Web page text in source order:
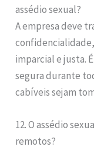
assédio sexual?
A empresa deve
imparcial e justa.
segura durante
cabíveis sejam
12. O assédio
remotos?